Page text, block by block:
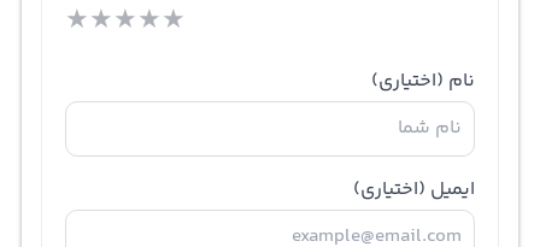
★★★★★
نام (اختیاری)
ایمیل (اختیاری)